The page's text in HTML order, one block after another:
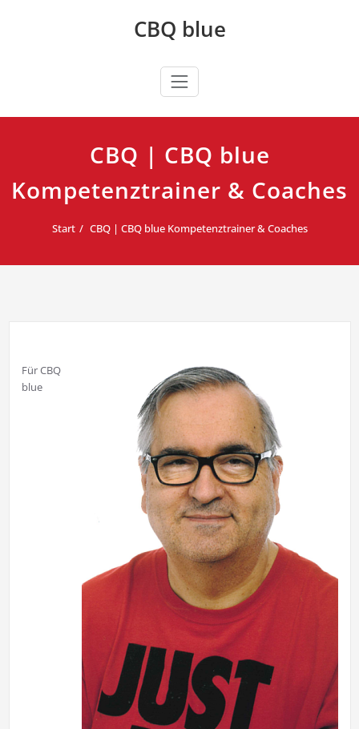
CBQ blue
CBQ | CBQ blue
Kompetenztrainer & Coaches
Start CBQ | CBQ blue Kompetenztrainer & Coaches
Für CBQ
blue